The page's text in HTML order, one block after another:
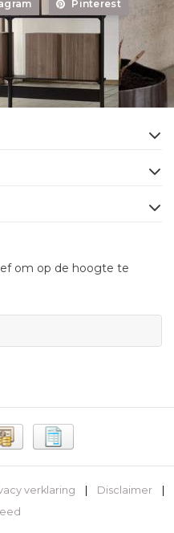
Pinterest
om op de hoogte te
verklaring Disclaimer